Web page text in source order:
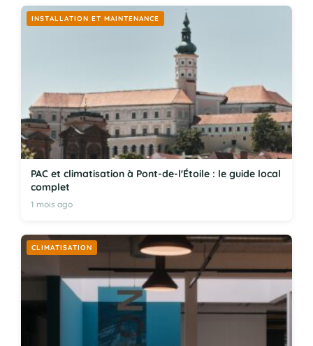
INSTALLATION ET MAINTENANCE
PAC et climatisation à Pont-de-l'Étoile : le guide local
complet
1 mois ago
CLIMATISATION